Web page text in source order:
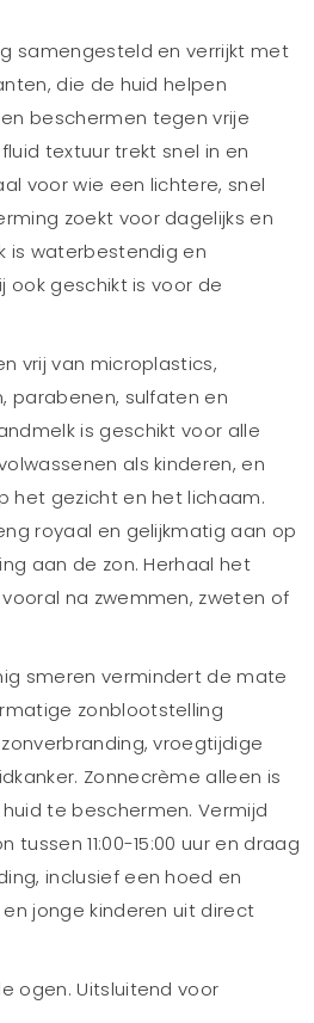
samengesteld en verrijkt met
die de huid helpen
beschermen tegen vrije
textuur trekt snel in en
voor wie een lichtere, snel
zoekt voor dagelijks en
is waterbestendig en
ook geschikt is voor de
vrij van microplastics,
parabenen, sulfaten en
is geschikt voor alle
als kinderen, en
het gezicht en het lichaam.
royaal en gelijkmatig aan op
aan de zon. Herhaal het
na zwemmen, zweten of
smeren vermindert de mate
zonblootstelling
vroegtijdige
Zonnecrème alleen is
te beschermen. Vermijd
11:00-15:00 uur en draag
inclusief een hoed en
jonge kinderen uit direct
ogen. Uitsluitend voor